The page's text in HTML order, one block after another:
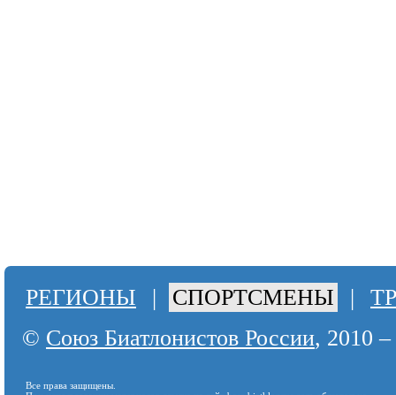
РЕГИОНЫ | СПОРТСМЕНЫ |
© Союз Биатлонистов России, 2010
Все права защищены.